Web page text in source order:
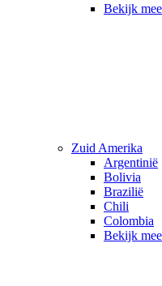
Bekijk
Zuid Amerika
Argentinië
Bolivia
Brazilië
Chili
Colombia
Bekijk